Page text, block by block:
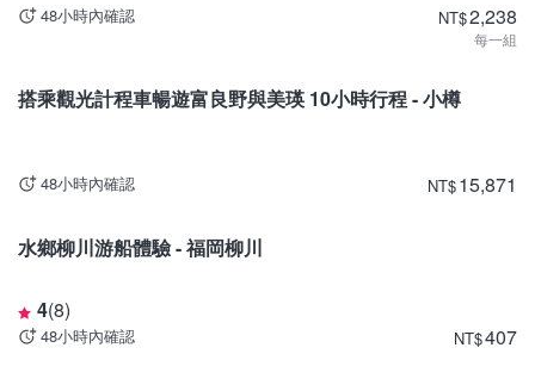
48小時內確認 NT$2,238
每一組
搭乘觀光計程車暢遊富良野與美瑛 10小時行程 - 小樽
48小時內確認 NT$15,871
水鄉柳川游船體驗 - 福岡柳川
4(8)
48小時內確認 NT$407